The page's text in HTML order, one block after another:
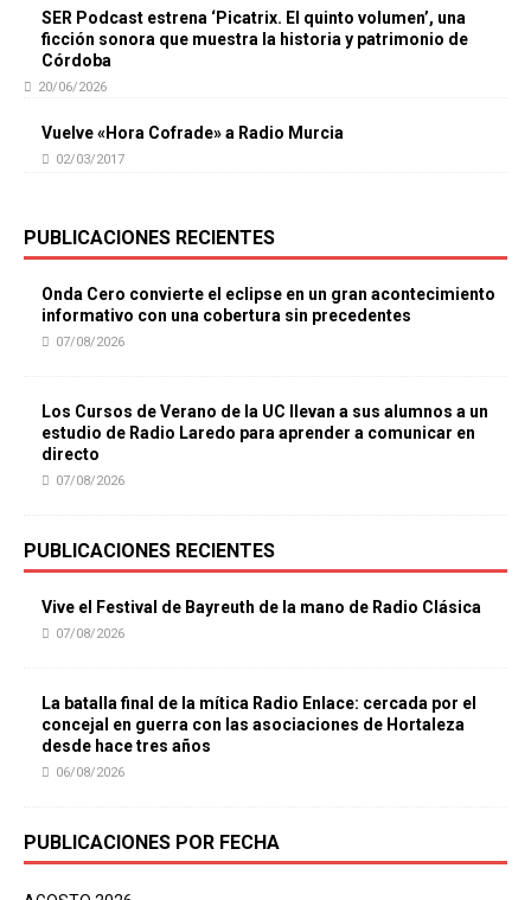
SER Podcast estrena ‘Picatrix. El quinto volumen’, una
ficción sonora que muestra la historia y patrimonio de
Córdoba
20/06/2026
Vuelve «Hora Cofrade» a Radio Murcia
02/03/2017
PUBLICACIONES RECIENTES
Onda Cero convierte el eclipse en un gran acontecimiento
informativo con una cobertura sin precedentes
07/08/2026
Los Cursos de Verano de la UC llevan a sus alumnos a un
estudio de Radio Laredo para aprender a comunicar en
directo
07/08/2026
PUBLICACIONES RECIENTES
Vive el Festival de Bayreuth de la mano de Radio Clásica
07/08/2026
La batalla final de la mítica Radio Enlace: cercada por el
concejal en guerra con las asociaciones de Hortaleza
desde hace tres años
06/08/2026
PUBLICACIONES POR FECHA